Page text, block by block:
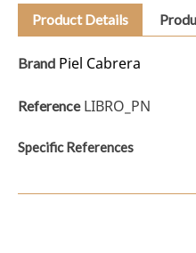
Product Details
Brand Piel Cabrera
Reference LIBRO_PN
Specific References